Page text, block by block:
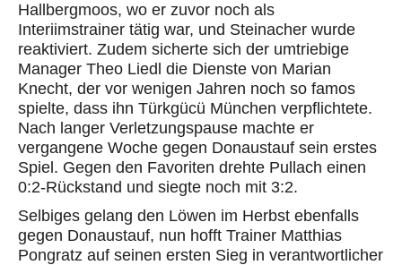
Hallbergmoos, wo er zuvor noch als
Interiimstrainer tätig war, und Steinacher wurde
reaktiviert. Zudem sicherte sich der umtriebige
Manager Theo Liedl die Dienste von Marian
Knecht, der vor wenigen Jahren noch so famos
spielte, dass ihn Türkgücü München verpflichtete.
Nach langer Verletzungspause machte er
vergangene Woche gegen Donaustauf sein erstes
Spiel. Gegen den Favoriten drehte Pullach einen
0:2-Rückstand und siegte noch mit 3:2.
Selbiges gelang den Löwen im Herbst ebenfalls
gegen Donaustauf, nun hofft Trainer Matthias
Pongratz auf seinen ersten Sieg in verantwortlicher